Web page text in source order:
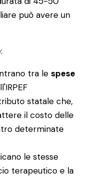
può avere un
tra le spese
statale che,
il costo delle
determinate
le stesse
terapeutico e la